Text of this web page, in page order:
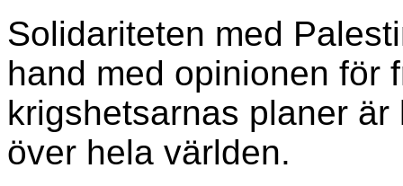
Solidariteten med
hand med opinionen för
krigshetsarnas planer
över hela världen.